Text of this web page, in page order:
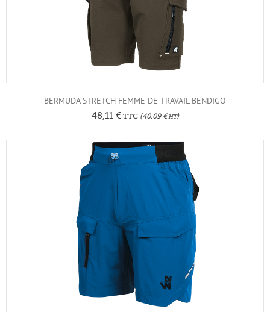
BERMUDA STRETCH FEMME DE TRAVAIL BENDIGO
48,11 €TTC(40,09 €HT)